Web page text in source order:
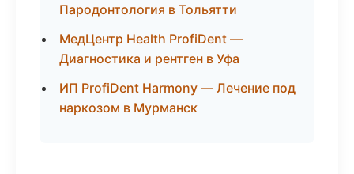
Пародонтология в Тольятти
МедЦентр Health ProfiDent —
Диагностика и рентген в Уфа
ИП ProfiDent Harmony — Лечение под
наркозом в Мурманск